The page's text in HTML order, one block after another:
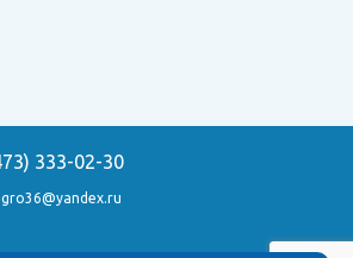
333-02-30